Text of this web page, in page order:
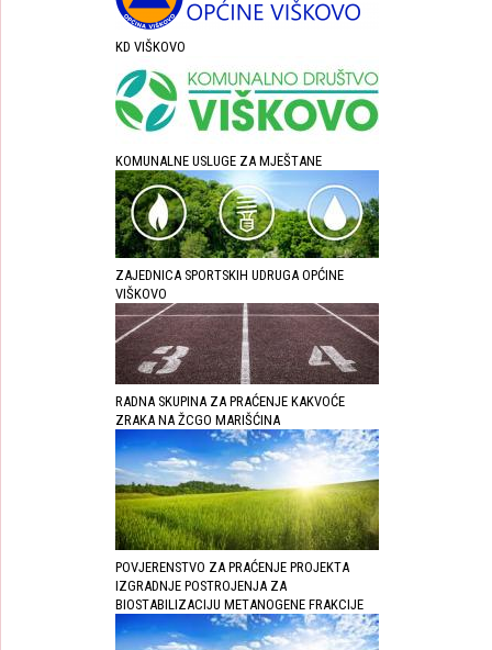
KD VIŠKOVO
KOMUNALNE USLUGE ZA MJEŠTANE
ZAJEDNICA SPORTSKIH UDRUGA OPĆINE
VIŠKOVO
RADNA SKUPINA ZA PRAĆENJE KAKVOĆE
ZRAKA NA ŽCGO MARIŠĆINA
POVJERENSTVO ZA PRAĆENJE PROJEKTA
IZGRADNJE POSTROJENJA ZA
BIOSTABILIZACIJU METANOGENE FRAKCIJE